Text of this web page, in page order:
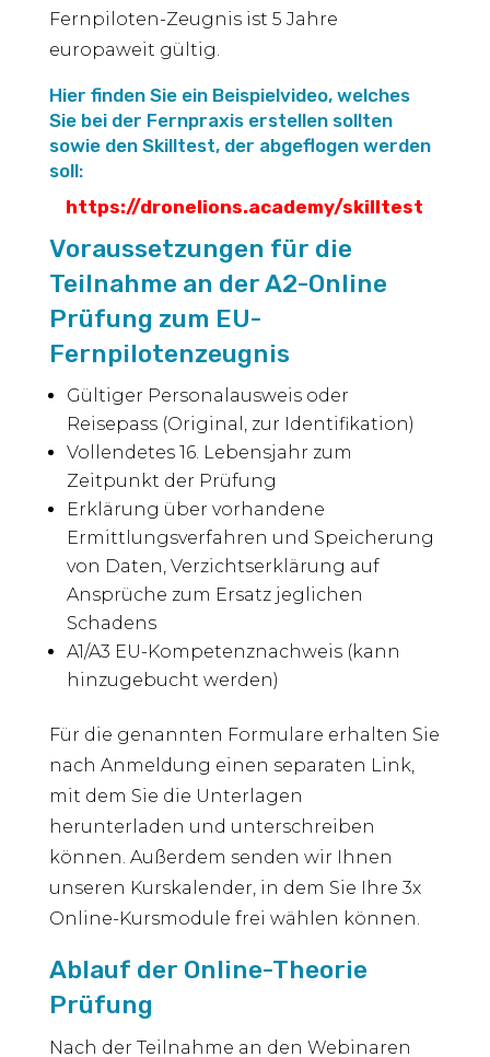
Fernpiloten-Zeugnis ist 5 Jahre
europaweit gültig.
Hier finden Sie ein Beispielvideo, welches
Sie bei der Fernpraxis erstellen sollten
sowie den Skilltest, der abgeflogen werden
soll:
https://dronelions.academy/skilltest
Voraussetzungen für die
Teilnahme an der A2-Online
Prüfung zum EU-
Fernpilotenzeugnis
Gültiger Personalausweis oder
Reisepass (Original, zur Identifikation)
Vollendetes 16. Lebensjahr zum
Zeitpunkt der Prüfung
Erklärung über vorhandene
Ermittlungsverfahren und Speicherung
von Daten, Verzichtserklärung auf
Ansprüche zum Ersatz jeglichen
Schadens
A1/A3 EU-Kompetenznachweis (kann
hinzugebucht werden)
Für die genannten Formulare erhalten Sie
nach Anmeldung einen separaten Link,
mit dem Sie die Unterlagen
herunterladen und unterschreiben
können. Außerdem senden wir Ihnen
unseren Kurskalender, in dem Sie Ihre 3x
Online-Kursmodule frei wählen können.
Ablauf der Online-Theorie
Prüfung
Nach der Teilnahme an den Webinaren